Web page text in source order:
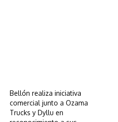
Bellón realiza iniciativa
comercial junto a Ozama
Trucks y Dyllu en